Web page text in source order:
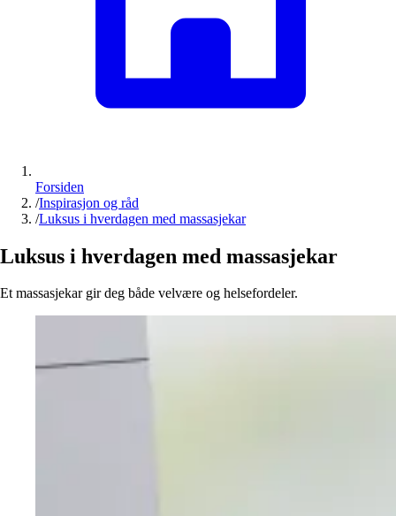
Forsiden
/Inspirasjon og råd
/Luksus i hverdagen med massasjekar
Luksus i hverdagen med massasjekar
Et massasjekar gir deg både velvære og helsefordeler.